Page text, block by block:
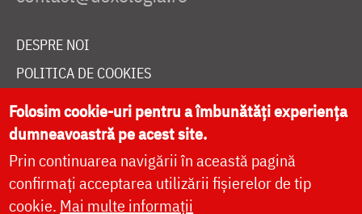
DESPRE NOI
POLITICA DE COOKIES
DONEAZĂ ONLINE PENTRU CATEDRALA NAȚIONALĂ
LIVE
Folosim cookie-uri pentru a îmbunătăți experiența
dumneavoastră pe acest site.
Prin continuarea navigării în această pagină
confirmați acceptarea utilizării fișierelor de tip
cookie. Mai multe informații